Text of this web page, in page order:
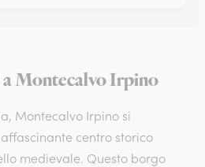
Montecalvo Irpino
Montecalvo Irpino si
centro storico
medievale. Questo borgo